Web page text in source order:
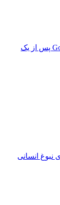
غیر فعال شد: قابلیت جنجالی Google Earth پس از یک
انسانی